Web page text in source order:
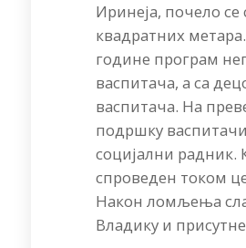
Иринеја, почело
квадратних
године програм
васпитача, а са
васпитача. На
подршку
социјални радник.
спроведен током
Након ломљења
Владику и